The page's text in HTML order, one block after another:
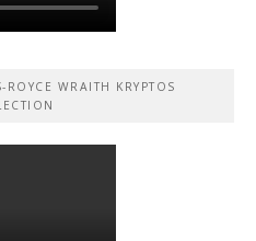
WRAITH KRYPTOS